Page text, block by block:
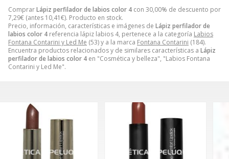
ComprarLápiz perfilador de labios color 4 con 30,00% de descuento por
7,29€ (antes 10,41€). Producto en stock.
Precio, información, características e imágenes de Lápiz perfilador de
labios color 4 referencia lápiz labios 4, pertenece a la categoría Labios
Fontana Contarini y Led Me (53) y a la marca Fontana Contarini (184).
Encuentra productos relacionados y de similares características a Lápiz
perfilador de labios color 4 en "Cosmética y belleza", "Labios Fontana
Contarini y Led Me".